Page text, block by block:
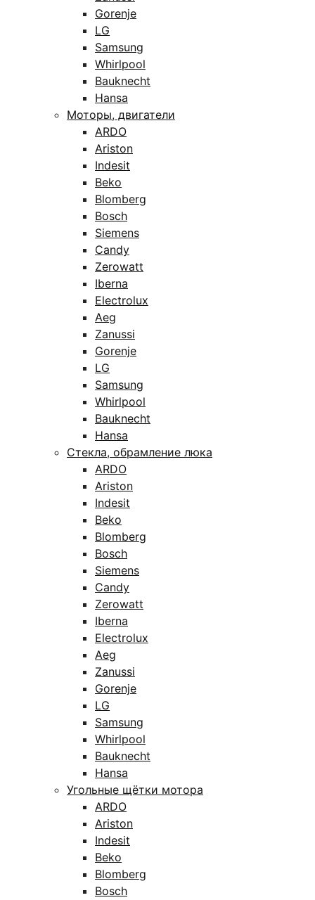
Gorenje
LG
Samsung
Whirlpool
Bauknecht
Hansa
Моторы, двигатели
ARDO
Ariston
Indesit
Beko
Blomberg
Bosch
Siemens
Candy
Zerowatt
Iberna
Electrolux
Aeg
Zanussi
Gorenje
LG
Samsung
Whirlpool
Bauknecht
Hansa
Стекла, обрамление люка
ARDO
Ariston
Indesit
Beko
Blomberg
Bosch
Siemens
Candy
Zerowatt
Iberna
Electrolux
Aeg
Zanussi
Gorenje
LG
Samsung
Whirlpool
Bauknecht
Hansa
Угольные щётки мотора
ARDO
Ariston
Indesit
Beko
Blomberg
Bosch